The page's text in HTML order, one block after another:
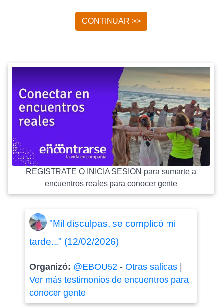
CONTINUAR >>
REGISTRATE O INICIA SESION para sumarte a
encuentros reales para conocer gente
"Mil disculpas, se complicó mi
tarde..." (12/02/2026)
Organizó: @EBOU52- Otras salidas|
Ver más testimonios de encuentros para
conocer gente